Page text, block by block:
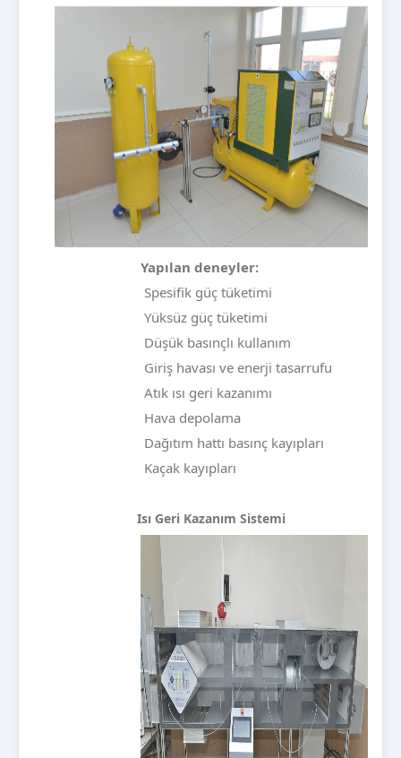
Yapılan deneyler:
Spesifik güç tüketimi
Yüksüz güç tüketimi
Düşük basınçlı kullanım
Giriş havası ve enerji tasarrufu
Atık ısı geri kazanımı
Hava depolama
Dağıtım hattı basınç kayıpları
Kaçak kayıpları
Isı Geri Kazanım Sistemi